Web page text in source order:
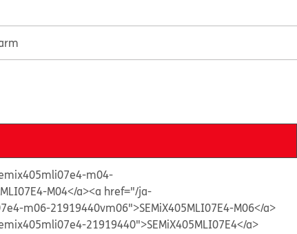
m04-
M04</a><a href="/ja-
m06-21919440vm06">SEMiX405MLI07E4-M06</a>
21919440">SEMiX405MLI07E4</a>